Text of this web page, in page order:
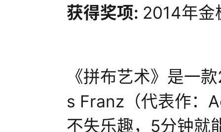
获得奖项: 2014年金
《拼布艺术》是一
s Franz（代表作：
不失乐趣，5分钟就